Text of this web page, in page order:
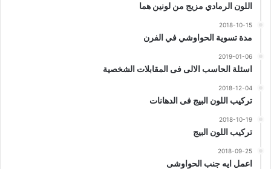
اللون الرمادي مزيج من لونين هما
2018-10-15
مدة تسوية الحواوشي في الفرن
2019-01-06
اسئلة الحاسب الالى فى المقابلات الشخصية
2018-12-04
تركيب اللون البيج فى الدهانات
2018-10-19
تركيب اللون البيج
2018-09-25
اعمل ايه جنب الحواوشى